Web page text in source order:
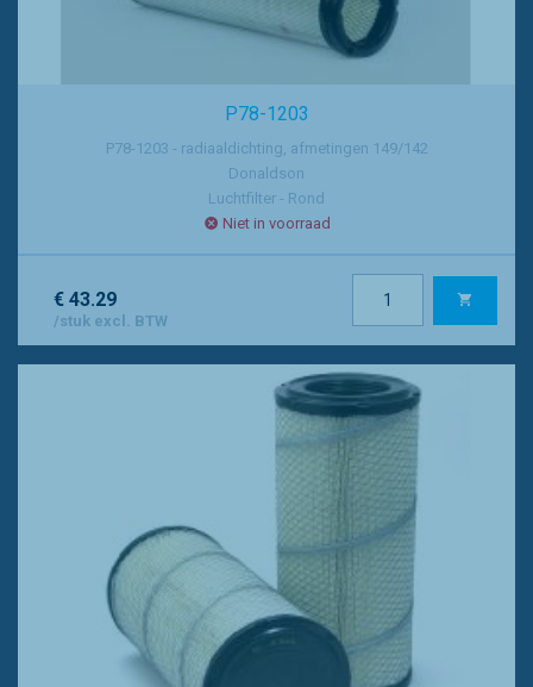
P78-1203
P78-1203 - radiaaldichting, afmetingen 149/142
Donaldson
Luchtfilter - Rond
Niet in voorraad
€ 43.29
/stuk excl. BTW